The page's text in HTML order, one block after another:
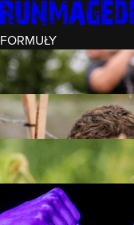
FORMUŁY
INTRO (¼)
15 PRZESZKÓD
REKRUT (½)
30 PRZESZKÓD
RUNMAGEDDON
50 PRZESZKÓD
NOCNY REKRUT (½)
30 PRZESZKÓD